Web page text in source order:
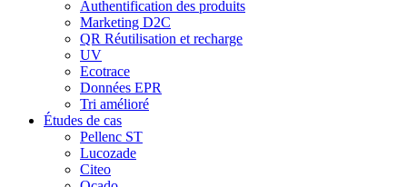
Authentification des produits
Marketing D2C
QR Réutilisation et recharge
UV
Ecotrace
Données EPR
Tri amélioré
Études de cas
Pellenc ST
Lucozade
Citeo